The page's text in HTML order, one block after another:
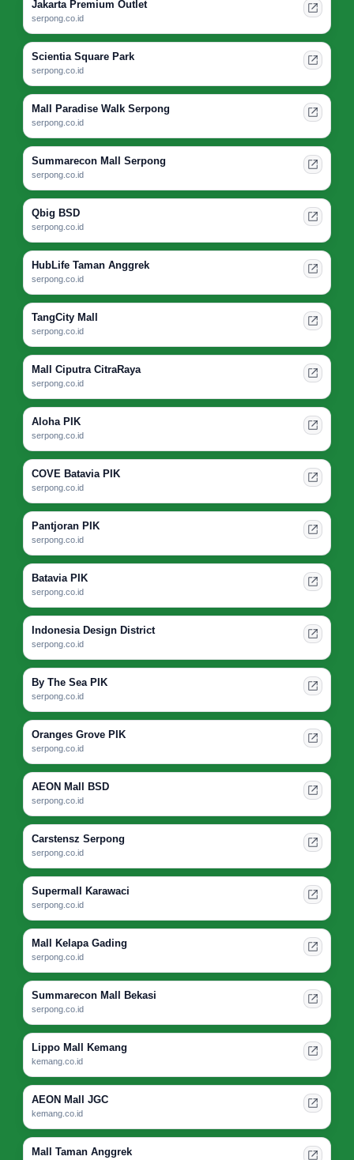
Jakarta Premium Outlet
serpong.co.id
Scientia Square Park
serpong.co.id
Mall Paradise Walk Serpong
serpong.co.id
Summarecon Mall Serpong
serpong.co.id
Qbig BSD
serpong.co.id
HubLife Taman Anggrek
serpong.co.id
TangCity Mall
serpong.co.id
Mall Ciputra CitraRaya
serpong.co.id
Aloha PIK
serpong.co.id
COVE Batavia PIK
serpong.co.id
Pantjoran PIK
serpong.co.id
Batavia PIK
serpong.co.id
Indonesia Design District
serpong.co.id
By The Sea PIK
serpong.co.id
Oranges Grove PIK
serpong.co.id
AEON Mall BSD
serpong.co.id
Carstensz Serpong
serpong.co.id
Supermall Karawaci
serpong.co.id
Mall Kelapa Gading
serpong.co.id
Summarecon Mall Bekasi
serpong.co.id
Lippo Mall Kemang
kemang.co.id
AEON Mall JGC
kemang.co.id
Mall Taman Anggrek